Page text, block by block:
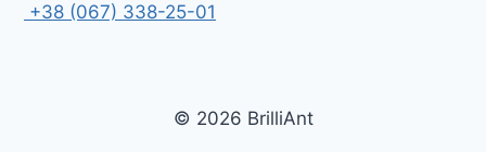
+38 (067) 338-25-01
© 2026 BrilliAnt